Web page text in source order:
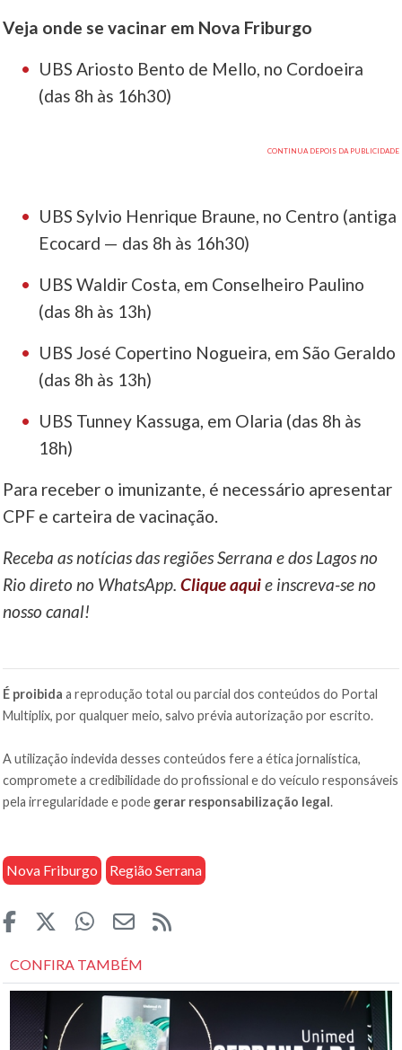
Veja onde se vacinar em Nova Friburgo
UBS Ariosto Bento de Mello, no Cordoeira
(das 8h às 16h30)
UBS Sylvio Henrique Braune, no Centro (antiga
Ecocard — das 8h às 16h30)
UBS Waldir Costa, em Conselheiro Paulino
(das 8h às 13h)
UBS José Copertino Nogueira, em São Geraldo
(das 8h às 13h)
UBS Tunney Kassuga, em Olaria (das 8h às
18h)
Para receber o imunizante, é necessário apresentar
CPF e carteira de vacinação.
Receba as notícias das regiões Serrana e dos Lagos no
Rio direto no WhatsApp.Clique aquie inscreva-se no
nosso canal!
É proibida a reprodução total ou parcial dos conteúdos do Portal
Multiplix, por qualquer meio, salvo prévia autorização por escrito.
A utilização indevida desses conteúdos fere a ética jornalística,
compromete a credibilidade do profissional e do veículo responsáveis
pela irregularidade e pode gerar responsabilização legal.
Nova Friburgo Região Serrana
CONFIRA TAMBÉM